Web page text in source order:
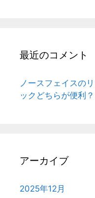
最近のコメント
ノースフェイスの
ックどちらが便利？
アーカイブ
2025年12月